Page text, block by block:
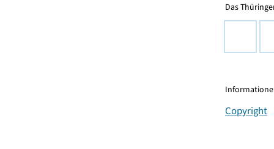
Das
Copyright